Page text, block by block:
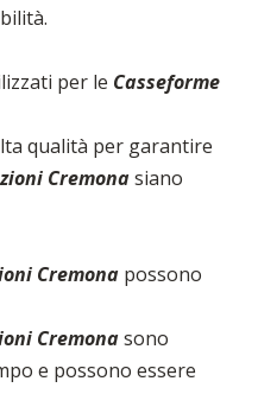
per le Casseforme
qualità per garantire
Cremonasiano
Cremona possono
Cremonasono
e possono essere